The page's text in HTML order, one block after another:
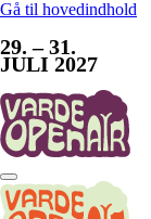
Gå til hovedindhold
29. – 31.
JULI 2027